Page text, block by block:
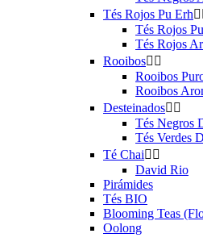
Tés Rojos Pu Erh
Tés Rojos
Tés Rojos
Rooibos 
Rooibos
Rooibos
Desteinados 
Tés Negros
Tés Verdes
Té Chai 
David Rio
Pirámides
Tés BIO
Blooming Teas
Oolong